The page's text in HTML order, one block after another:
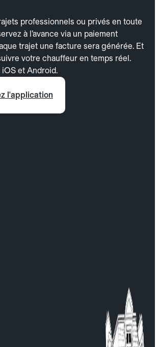
professionnels ou privés en toute
à l’avance via un paiement
trajet une facture sera générée. Et
votre chauffeur en temps réel.
et Android.
l'application